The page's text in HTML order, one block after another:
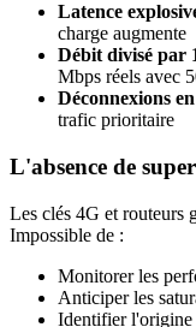
Latence
charge augmente
Débit divisé par
Mbps réels avec
Déconnexions
trafic prioritaire
L'absence de
Les clés 4G et routeurs
Impossible de :
Monitorer les
Anticiper les
Identifier l'origine